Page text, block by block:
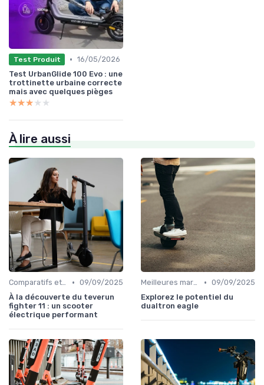
Test Produit • 16/05/2026
Test UrbanGlide 100 Evo : une
trottinette urbaine correcte
mais avec quelques pièges
★★★★★
★★★★★
À lire aussi
Comparatifs et tests de produits • 09/09/2025
À la découverte du teverun
fighter 11 : un scooter
électrique performant
Meilleures marques et modèles • 09/09/2025
Explorez le potentiel du
dualtron eagle